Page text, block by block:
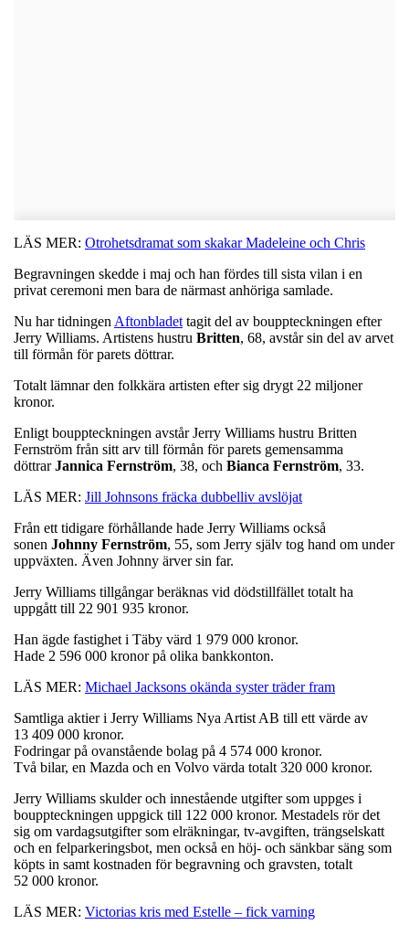
LÄS MER: Otrohetsdramat som skakar Madeleine och Chris
Begravningen skedde i maj och han fördes till sista vilan i en
privat ceremoni men bara de närmast anhöriga samlade.
Nu har tidningen Aftonbladet tagit del av bouppteckningen efter
Jerry Williams. Artistens hustru Britten, 68, avstår sin del av arvet
till förmån för parets döttrar.
Totalt lämnar den folkkära artisten efter sig drygt 22 miljoner
kronor.
Enligt bouppteckningen avstår Jerry Williams hustru Britten
Fernström från sitt arv till förmån för parets gemensamma
döttrarJannica Fernström, 38, och Bianca Fernström, 33.
LÄS MER: Jill Johnsons fräcka dubbelliv avslöjat
Från ett tidigare förhållande hade Jerry Williams också
sonen Johnny Fernström, 55, som Jerry själv tog hand om under
uppväxten. Även Johnny ärver sin far.
Jerry Williams tillgångar beräknas vid dödstillfället totalt ha
uppgått till 22 901 935 kronor.
Han ägde fastighet i Täby värd 1 979 000 kronor.
Hade 2 596 000 kronor på olika bankkonton.
LÄS MER: Michael Jacksons okända syster träder fram
Samtliga aktier i Jerry Williams Nya Artist AB till ett värde av
13 409 000 kronor.
Fodringar på ovanstående bolag på 4 574 000 kronor.
Två bilar, en Mazda och en Volvo värda totalt 320 000 kronor.
Jerry Williams skulder och innestående utgifter som uppges i
bouppteckningen uppgick till 122 000 kronor. Mestadels rör det
sig om vardagsutgifter som elräkningar, tv-avgiften, trängselskatt
och en felparkeringsbot, men också en höj- och sänkbar säng som
köpts in samt kostnaden för begravning och gravsten, totalt
52 000 kronor.
LÄS MER: Victorias kris med Estelle – fick varning